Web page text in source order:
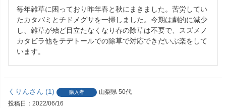
毎年雑草に困っており昨年春と秋にまきました。苦労してい
たカタバミとチドメグサを一掃しました。今期は劇的に減少
し、雑草が殆ど目立たなくなり春の除草は不要で、スズメノ
カタビラ他をテデトールでの除草で対応できだいぶ楽をして
います。
くりん 1 購入者 山梨県 50代
投稿日
2022/06/16